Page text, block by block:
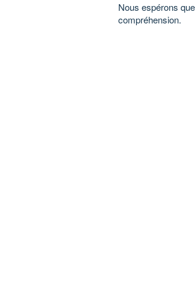
Nous espérons
compréhension.